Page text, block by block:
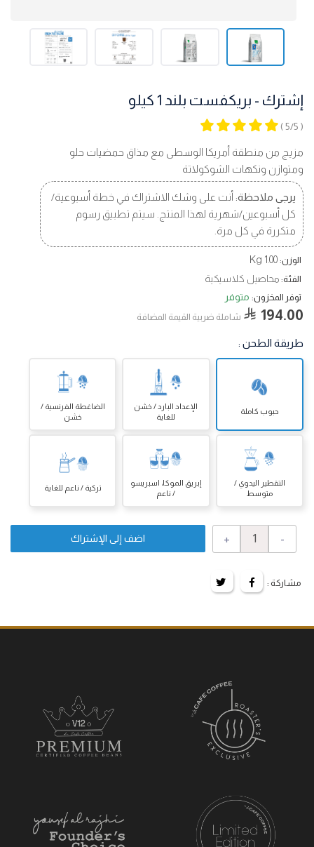
إشترك - بريكفست بلند 1 كيلو
( 5/5 )
مزيج من منطقة أمريكا الوسطى مع مذاق حمضيات حلو
ومتوازن ونكهات الشوكولاتة
يرجى ملاحظة: أنت على وشك الاشتراك في خطة أسبوعية/
كل أسبوعين/شهرية لهذا المنتج. سيتم تطبيق رسوم
متكررة في كل مرة.
الوزن: 1.00 Kg
الفئة: محاصيل كلاسيكية
توفر المخزون: متوفر
194.00 شاملة ضربية القيمة المضافة
طريقة الطحن :
حبوب كاملة
الإعداد البارد / خشن
للغاية
الضاغطة الفرنسية /
خشن
التقطير اليدوي /
متوسط
إبريق الموكا، اسبريسو
/ ناعم
تركية / ناعم للغاية
-
+ اضف إلى الإشتراك
مشاركة :